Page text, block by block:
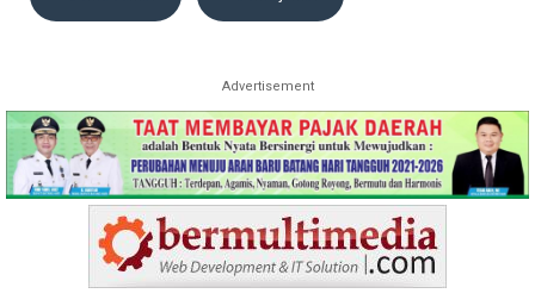
Advertisement